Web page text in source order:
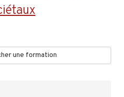
une formation